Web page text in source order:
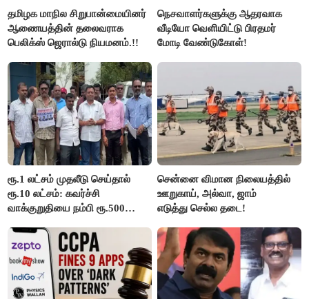
தமிழக மாநில சிறுபான்மையினர்
ஆணையத்தின் தலைவராக
பெலிக்ஸ் ஜெரால்டு நியமனம்.!!
நெசவாளர்களுக்கு ஆதரவாக
வீடியோ வெளியிட்டு பிரதமர்
மோடி வேண்டுகோள்!
ரூ.1 லட்சம் முதலீடு செய்தால்
ரூ.10 லட்சம்: கவர்ச்சி
வாக்குறுதியை நம்பி ரூ.500
மக்கள்!
சென்னை விமான நிலையத்தில்
ஊறுகாய், அல்வா, ஜாம்
எடுத்து செல்ல தடை!